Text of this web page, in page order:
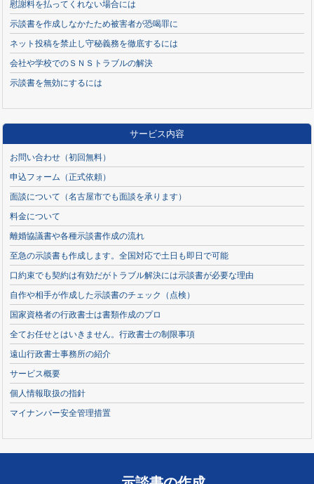
慰謝料を払ってくれない場合には
示談書を作成しなかたため被害者が恐喝罪に
ネット投稿を禁止し守秘義務を徹底するには
会社や学校でのＳＮＳトラブルの解決
示談書を無効にするには
サービス内容
お問い合わせ（初回無料）
申込フォーム（正式依頼）
面談について（名古屋市でも面談を承ります）
料金について
離婚協議書や各種示談書作成の流れ
至急の示談書も作成します。全国対応で土日も即日で可能
口約束でも契約は有効だがトラブル解決には示談書が必要な理由
自作や相手が作成した示談書のチェック（点検）
国家資格者の行政書士は書類作成のプロ
全てお任せとはいきません。行政書士の制限事項
遠山行政書士事務所の紹介
サービス概要
個人情報取扱の指針
マイナンバー安全管理措置